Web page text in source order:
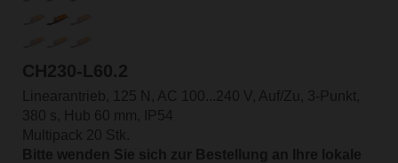
CH230-L60.2
Linearantrieb, 125 N, AC 100...240 V, Auf/Zu, 3-Punkt,
380 s, Hub 60 mm, IP54
Multipack 20 Stk.
Bitte wenden Sie sich zur Bestellung an Ihre lokale